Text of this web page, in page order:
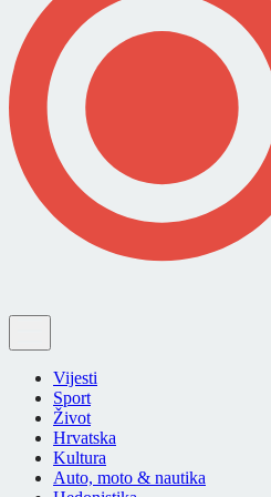
Vijesti
Sport
Život
Hrvatska
Kultura
Auto, moto & nautika